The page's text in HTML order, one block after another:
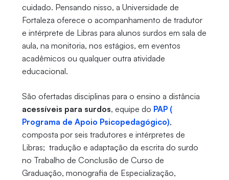
cuidado. Pensando nisso, a Universidade de
Fortaleza oferece o acompanhamento de tradutor
e intérprete de Libras para alunos surdos em sala de
aula, na monitoria, nos estágios, em eventos
acadêmicos ou qualquer outra atividade
educacional.
São ofertadas disciplinas para o ensino a distância
acessíveis para surdos, equipe do PAP (
Programa de Apoio Psicopedagógico),
composta por seis tradutores e intérpretes de
Libras; tradução e adaptação da escrita do surdo
no Trabalho de Conclusão de Curso de
Graduação, monografia de Especialização,